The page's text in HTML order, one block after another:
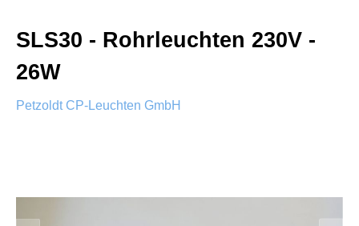
SLS30 - Rohrleuchten 230V -
26W
Petzoldt CP-Leuchten GmbH